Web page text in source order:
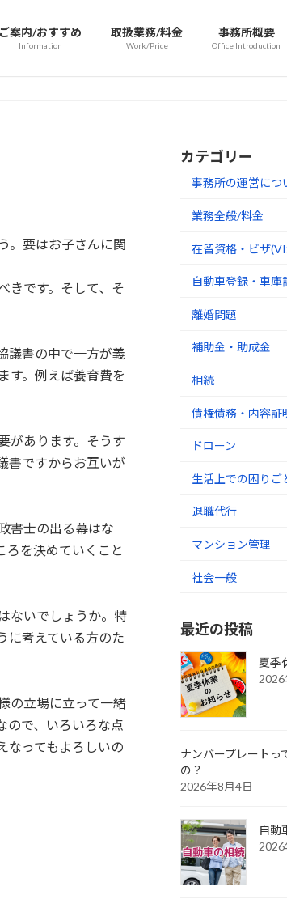
ご案内/おすすめ
Information
取扱業務/料金
Work/Price
事務所概要
Office Introduction
。要はお子さんに関
きです。そして、そ
議書の中で一方が義
す。例えば養育費を
があります。そうす
書ですからお互いが
書士の出る幕はな
ろを決めていくこと
ないでしょうか。特
に考えている方のた
の立場に立って一緒
ので、いろいろな点
なってもよろしいの
カテゴリー
事務所の運営につ
業務全般/料金
在留資格・ビザ
自動車登録・車庫
離婚問題
補助金・助成金
相続
債権債務・内容証
ドローン
生活上での困りご
退職代行
マンション管理
社会一般
最近の投稿
夏季
2026
ナンバープレートっ
の？
2026年8月4日
自動
2026